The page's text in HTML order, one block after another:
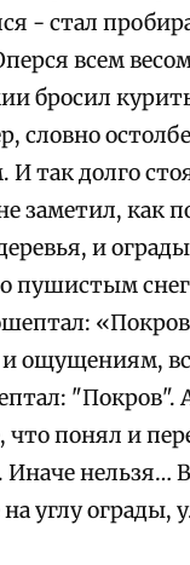
- стал
всем
бросил
словно
И так долго
заметил, как
и
ощущениям,
"Покров".
понял и
нельзя…
углу ограды,